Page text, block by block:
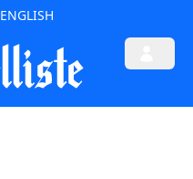
ENGLISH